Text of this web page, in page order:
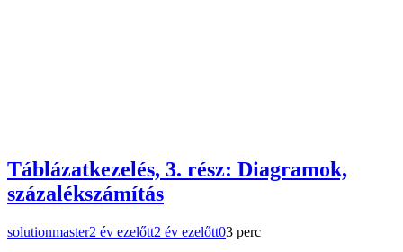
Táblázatkezelés, 3. rész: Diagramok,
százalékszámítás
solutionmaster2 év ezelőtt2 év ezelőtt03 perc